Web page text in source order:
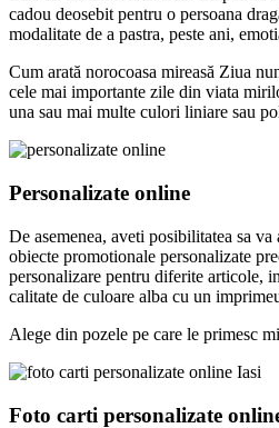
cadou deosebit pentru o persoana
modalitate de a pastra, peste ani,
Cum arată norocoasa mireasă Ziua
cele mai importante zile din viata
una sau mai multe culori liniare sau
Personalizate online
De asemenea, aveti posibilitatea sa
obiecte promotionale personalizate
personalizare pentru diferite articole,
calitate de culoare alba cu un
Alege din pozele pe care le primesc
Foto carti personalizate